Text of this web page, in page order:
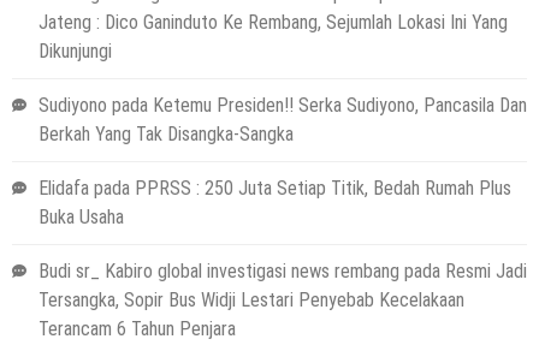
Jateng : Dico Ganinduto Ke Rembang, Sejumlah Lokasi Ini Yang
Dikunjungi
Sudiyono pada Ketemu Presiden!! Serka Sudiyono, Pancasila Dan
Berkah Yang Tak Disangka-Sangka
Elidafa pada PPRSS : 250 Juta Setiap Titik, Bedah Rumah Plus
Buka Usaha
Budi sr_ Kabiro global investigasi news rembang pada Resmi Jadi
Tersangka, Sopir Bus Widji Lestari Penyebab Kecelakaan
Terancam 6 Tahun Penjara